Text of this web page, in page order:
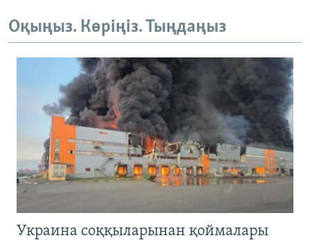
Оқыңыз. Көріңіз. Тыңдаңыз
Украина соққыларынан қоймалары